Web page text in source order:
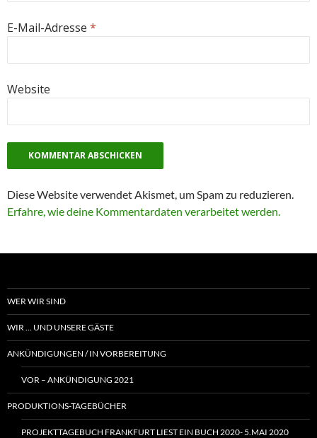
E-Mail-Adresse *
Website
Diese Website verwendet Akismet, um Spam zu reduzieren.
Erfahre, wie deine Kommentardaten verarbeitet werden.
WER WIR SIND
WIR … UND UNSERE GÄSTE
ANKÜNDIGUNGEN / IN VORBEREITUNG
VOR – ANKÜNDIGUNG 2021
PRODUKTIONS-TAGEBÜCHER
PROJEKTTAGEBUCH FRANKFURT LIEST EIN BUCH 2020- 5.MAI 2020